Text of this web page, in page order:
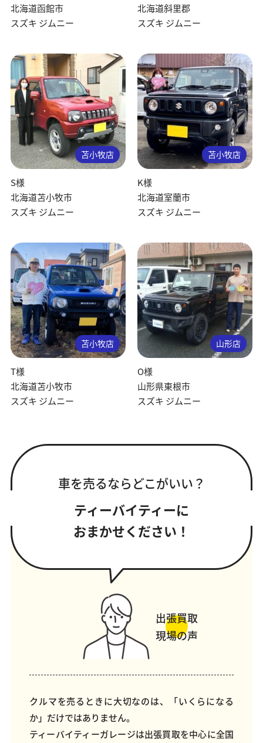
北海道函館市
スズキ ジムニー
北海道斜里郡
スズキ ジムニー
苫小牧店
S様
北海道苫小牧市
スズキ ジムニー
苫小牧店
K様
北海道室蘭市
スズキ ジムニー
苫小牧店
T様
北海道苫小牧市
スズキ ジムニー
山形店
O様
山形県東根市
スズキ ジムニー
車を売るならどこがいい？
ティーバイティーに
おまかせください！
出張買取
現場の声
クルマを売るときに大切なのは、「いくらになる
か」だけではありません。
ティーバイティーガレージは出張買取を中心に全国